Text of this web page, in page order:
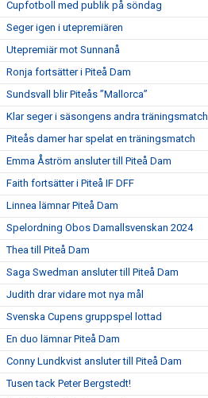
Cupfotboll med publik på söndag
Seger igen i utepremiären
Utepremiär mot Sunnanå
Ronja fortsätter i Piteå Dam
Sundsvall blir Piteås ”Mallorca”
Klar seger i säsongens andra träningsmatch
Piteås damer har spelat en träningsmatch
Emma Åström ansluter till Piteå Dam
Faith fortsätter i Piteå IF DFF
Linnea lämnar Piteå Dam
Spelordning Obos Damallsvenskan 2024
Thea till Piteå Dam
Saga Swedman ansluter till Piteå Dam
Judith drar vidare mot nya mål
Svenska Cupens gruppspel lottad
En duo lämnar Piteå Dam
Conny Lundkvist ansluter till Piteå Dam
Tusen tack Peter Bergstedt!